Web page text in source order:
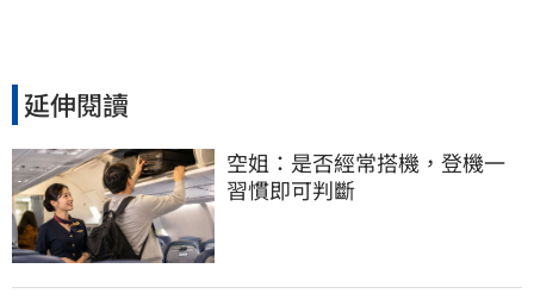
延伸閱讀
空姐：是否經常搭機，登機一
習慣即可判斷